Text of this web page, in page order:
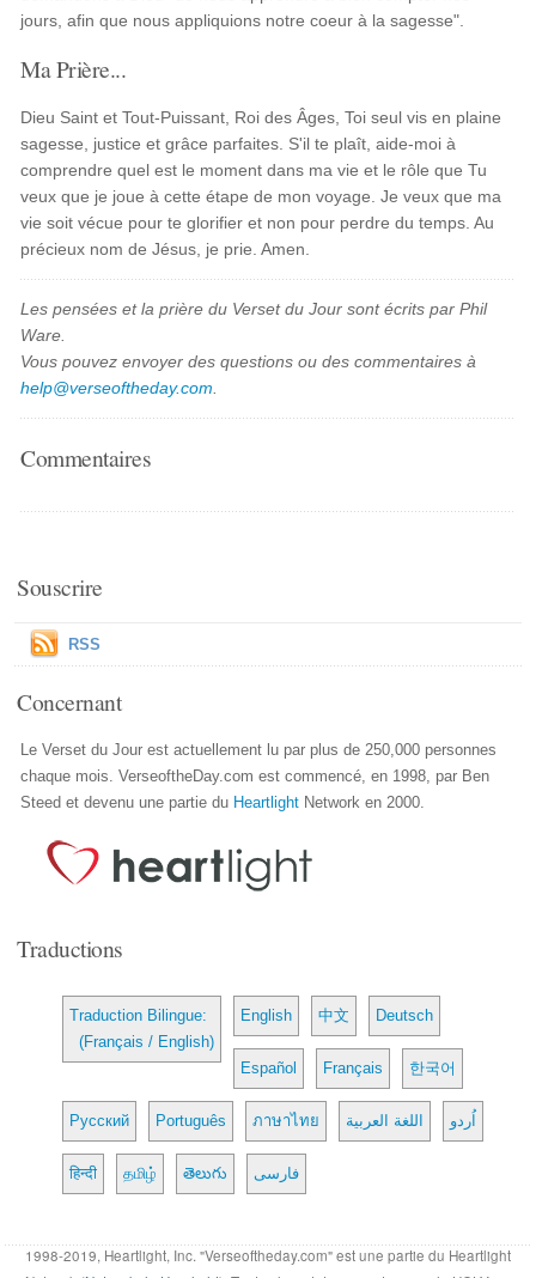
jours, afin que nous appliquions notre coeur à la sagesse".
Ma Prière...
Dieu Saint et Tout-Puissant, Roi des Âges, Toi seul vis en plaine
sagesse, justice et grâce parfaites. S'il te plaît, aide-moi à
comprendre quel est le moment dans ma vie et le rôle que Tu
veux que je joue à cette étape de mon voyage. Je veux que ma
vie soit vécue pour te glorifier et non pour perdre du temps. Au
précieux nom de Jésus, je prie. Amen.
Les pensées et la prière du Verset du Jour sont écrits par Phil
Ware.
Vous pouvez envoyer des questions ou des commentaires à
help@verseoftheday.com
Commentaires
Souscrire
RSS
Concernant
Le Verset du Jour est actuellement lu par plus de 250,000 personnes
chaque mois. VerseoftheDay.com est commencé, en 1998, par Ben
Steed et devenu une partie du Heartlight Network en 2000.
Traductions
Traduction Bilingue:
(Français / English)
English 中文 Deutsch
Español Français 한국어
Русский Português ภาษาไทย اللغة العربية اُردو
हिन्दी தமிழ் తెలుగు فارسی
1998-2019, Heartlight, Inc. "Verseoftheday.com" est une partie du Heartlight